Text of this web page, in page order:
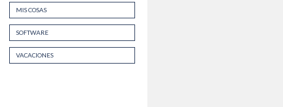
MIS COSAS
SOFTWARE
VACACIONES